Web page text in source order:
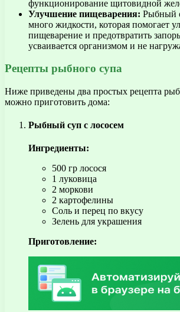
функционирование щитовидной
Улучшение пищеварения: Рыбный
много жидкости, которая помогает
пищеварение и предотвратить
усваивается организмом и не
Рецепты рыбного супа
Ниже приведены два простых рецепта
можно приготовить дома:
Рыбный суп с лососем
Ингредиенты:
500 гр лосося
1 луковица
2 моркови
2 картофелины
Соль и перец по вкусу
Зелень для украшения
Приготовление: